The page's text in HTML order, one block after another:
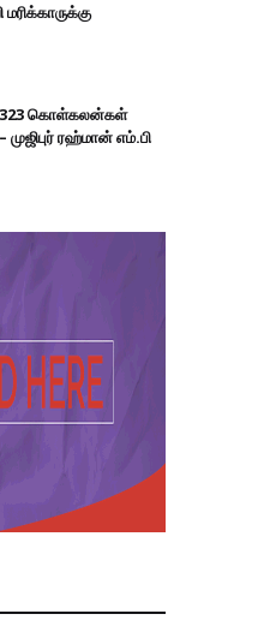
323 கொள்கலன்கள்
முஜிபுர் ரஹ்மான் எம்.பி